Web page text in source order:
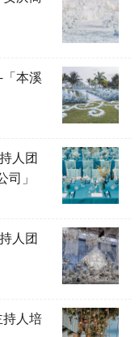
本溪
人团
」
人团
人培